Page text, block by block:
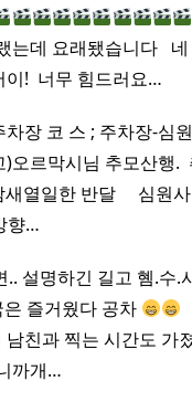
는데 요래됐습니다
이! ​ 너무 힘드러요…
장 코 스 ; 주차장-심
르막시님 추모산행.
열일한 반달 ​ ​ ​ ​ 심원사
향…
설명하긴 길고 혬.수.
즐거웠다 공차
친과 찍는 시간도 가
까개…